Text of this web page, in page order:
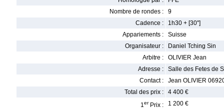
Nombre de rondes :
9
Cadence :
1h30 + [30'']
Appariements :
Suisse
Organisateur :
Daniel Tching Sin
Arbitre :
OLIVIER Jean
Adresse :
Salle des Fetes de
Contact :
Jean OLIVIER
Total des prix :
4 400 €
1er Prix : 1 200 €